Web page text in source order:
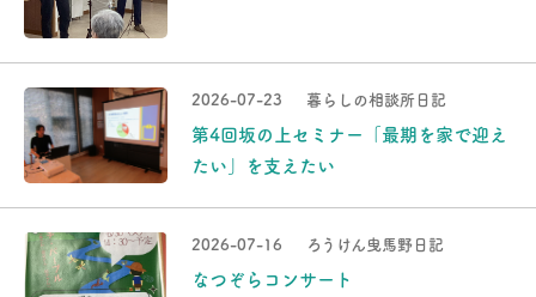
2026-07-23 暮らしの相談所日記
第4回坂の上セミナー「最期を家で迎え
たい」を支えたい
2026-07-16 ろうけん曳馬野日記
なつぞらコンサート